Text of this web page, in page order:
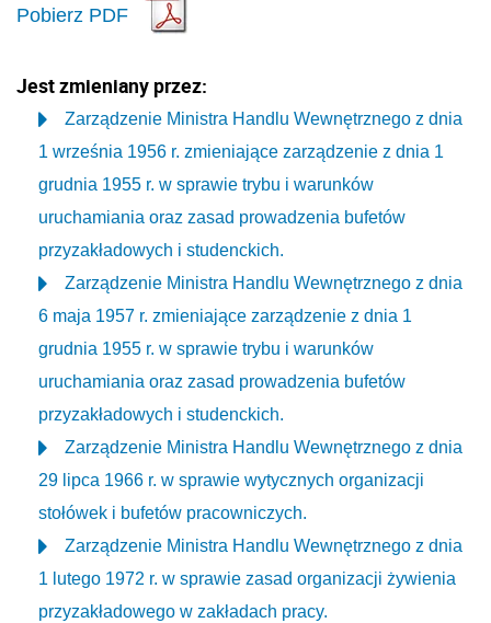
Pobierz PDF
Jest zmieniany przez:
Zarządzenie Ministra Handlu Wewnętrznego z dnia
1 września 1956 r. zmieniające zarządzenie z dnia 1
grudnia 1955 r. w sprawie trybu i warunków
uruchamiania oraz zasad prowadzenia bufetów
przyzakładowych i studenckich.
Zarządzenie Ministra Handlu Wewnętrznego z dnia
6 maja 1957 r. zmieniające zarządzenie z dnia 1
grudnia 1955 r. w sprawie trybu i warunków
uruchamiania oraz zasad prowadzenia bufetów
przyzakładowych i studenckich.
Zarządzenie Ministra Handlu Wewnętrznego z dnia
29 lipca 1966 r. w sprawie wytycznych organizacji
stołówek i bufetów pracowniczych.
Zarządzenie Ministra Handlu Wewnętrznego z dnia
1 lutego 1972 r. w sprawie zasad organizacji żywienia
przyzakładowego w zakładach pracy.